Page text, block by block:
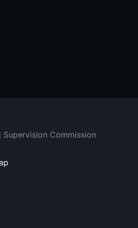
Commission